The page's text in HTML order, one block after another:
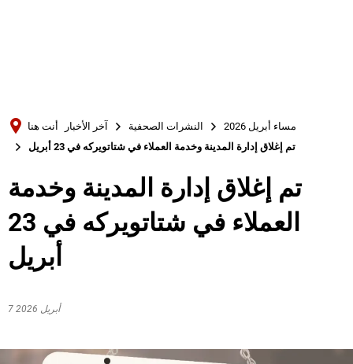
Русский
Deutsch
أنت هنا آخر الأخبار النشرات الصحفية
مساء أبريل 2026
تم إغلاق إدارة المدينة وخدمة العملاء في شتاتويركه في 23 أبريل
تم إغلاق إدارة المدينة وخدمة
العملاء في شتاتويركه في 23
أبريل
7 أبريل 2026